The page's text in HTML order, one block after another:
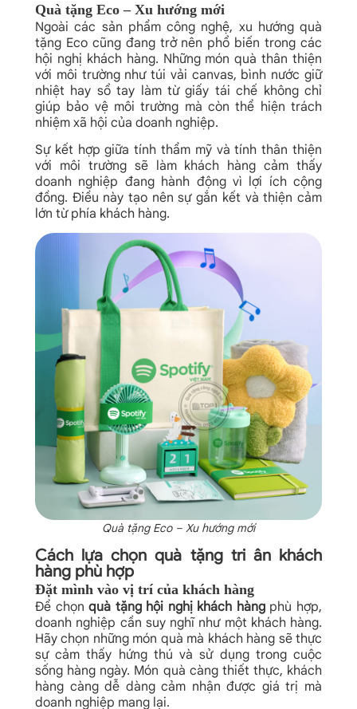
Quà tặng Eco – Xu hướng mới
Ngoài các sản phẩm công nghệ, xu hướng quà
tặng Eco cũng đang trở nên phổ biến trong các
hội nghị khách hàng. Những món quà thân thiện
với môi trường như túi vải canvas, bình nước giữ
nhiệt hay sổ tay làm từ giấy tái chế không chỉ
giúp bảo vệ môi trường mà còn thể hiện trách
nhiệm xã hội của doanh nghiệp.
Sự kết hợp giữa tính thẩm mỹ và tính thân thiện
với môi trường sẽ làm khách hàng cảm thấy
doanh nghiệp đang hành động vì lợi ích cộng
đồng. Điều này tạo nên sự gắn kết và thiện cảm
lớn từ phía khách hàng.
Quà tặng Eco – Xu hướng mới
Cách lựa chọn quà tặng tri ân khách
hàng phù hợp
Đặt mình vào vị trí của khách hàng
Để chọnquà tặng hội nghị khách hàngphù hợp,
doanh nghiệp cần suy nghĩ như một khách hàng.
Hãy chọn những món quà mà khách hàng sẽ thực
sự cảm thấy hứng thú và sử dụng trong cuộc
sống hàng ngày. Món quà càng thiết thực, khách
hàng càng dễ dàng cảm nhận được giá trị mà
doanh nghiệp mang lại.